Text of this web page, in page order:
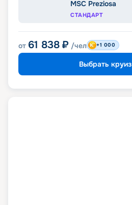
MSC Preziosa
СТАНДАРТ
от 61 838 ₽ /чел +1 000
Выбрать круиз